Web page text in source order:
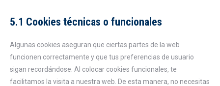
5.1 Cookies técnicas o funcionales
Algunas cookies aseguran que ciertas partes de la web
funcionen correctamente y que tus preferencias de usuario
sigan recordándose. Al colocar cookies funcionales, te
facilitamos la visita a nuestra web. De esta manera, no necesitas